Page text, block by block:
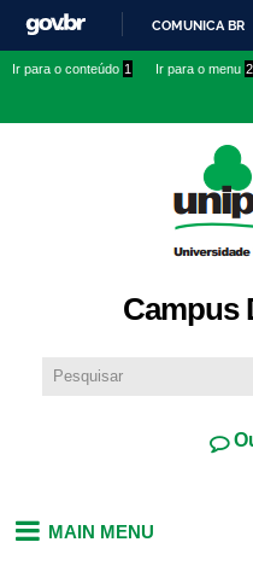
conteúdo
COMUNICA BR
Ir para o conteúdo 1 Ir para o menu 2
Campus
MAIN MENU